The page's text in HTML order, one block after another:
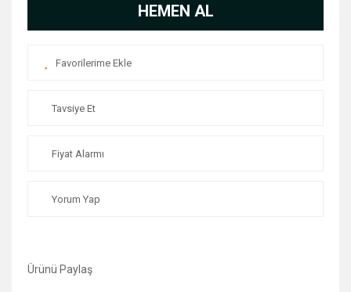
HEMEN AL
Tavsiye Et
Fiyat Alarmı
Yorum Yap
Ürünü Paylaş